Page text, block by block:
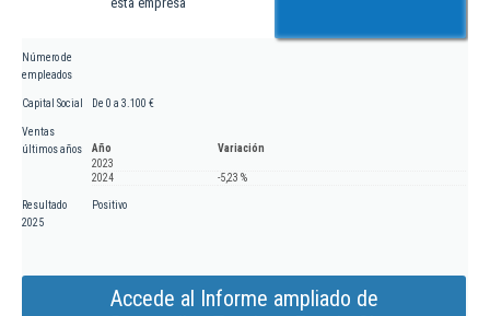
Número de
empleados
Capital Social De 0 a 3.100 €
Ventas
últimos años
Año
Variación
2023
2024
-5,23 %
Resultado
2025
Positivo
Accede al Informe ampliado de